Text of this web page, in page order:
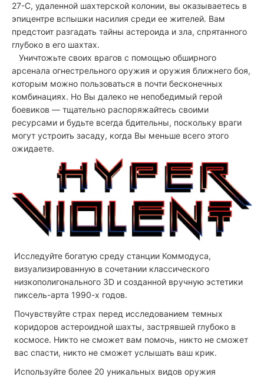
27-C, удаленной шахтерской колонии, вы оказываетесь в
эпицентре вспышки насилия среди ее жителей. Вам
предстоит разгадать тайны астероида и зла, спрятанного
глубоко в его шахтах.
Уничтожьте своих врагов с помощью обширного
арсенала огнестрельного оружия и оружия ближнего боя,
которым можно пользоваться в почти бесконечных
комбинациях. Но Вы далеко не непобедимый герой
боевиков — тщательно распоряжайтесь своими
ресурсами и будьте всегда бдительны, поскольку враги
могут устроить засаду, когда Вы меньше всего этого
ожидаете.
Исследуйте богатую среду станции Коммодуса,
визуализированную в сочетании классического
низкополигонального 3D и созданной вручную эстетики
пиксель-арта 1990-х годов.
Почувствуйте страх перед исследованием темных
коридоров астероидной шахты, застрявшей глубоко в
космосе. Никто не сможет вам помочь, никто не сможет
вас спасти, никто не сможет услышать ваш крик.
Используйте более 20 уникальных видов оружия